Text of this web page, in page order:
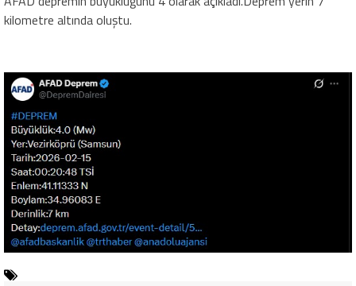
kilometre altında oluştu.